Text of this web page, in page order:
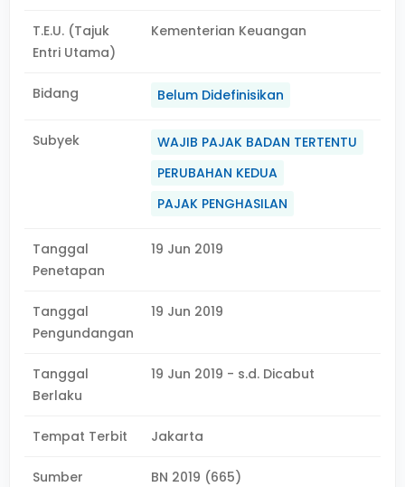
T.E.U. (Tajuk
Entri Utama)
Kementerian Keuangan
Bidang Belum Didefinisikan
Subyek
WAJIB PAJAK BADAN TERTENTU
PERUBAHAN KEDUA
PAJAK PENGHASILAN
Tanggal
Penetapan
19 Jun 2019
Tanggal
Pengundangan
19 Jun 2019
Tanggal
Berlaku
19 Jun 2019 - s.d. Dicabut
Tempat Terbit Jakarta
Sumber BN 2019 (665)